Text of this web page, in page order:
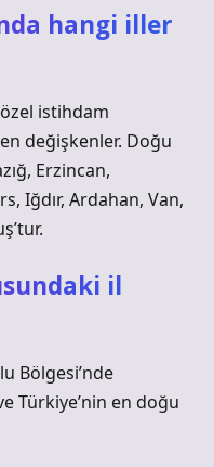
hangi iller
istihdam
değişkenler. Doğu
Erzincan,
Iğdır, Ardahan, Van,
il
Bölgesi’nde
Türkiye’nin en doğu